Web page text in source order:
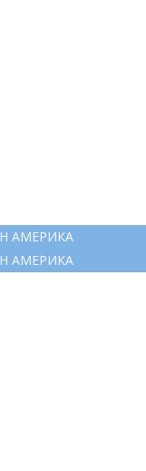
АМЕРИКА
АМЕРИКА